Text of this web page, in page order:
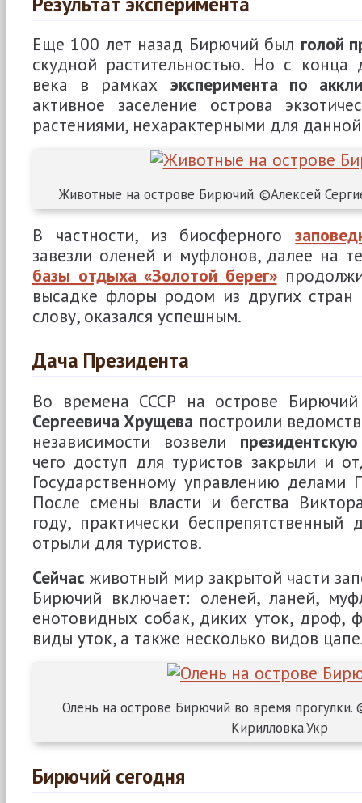
Еще 100 лет назад Бирючий был голой
скудной растительностью. Но с конца
века в рамках эксперимента по
активное заселение острова
растениями, нехарактерными для
Животные на острове Бирючий. ©Алексей
В частности, из биосферного
завезли оленей и муфлонов, далее на
базы отдыха «Золотой берег»
высадке флоры родом из других
слову, оказался успешным.
Дача Президента
Во времена СССР на острове
Сергеевича Хрущева построили
независимости возвели
чего доступ для туристов закрыли и
Государственному управлению делами
После смены власти и бегства
году, практически
отрыли для туристов.
Сейчас животный мир закрытой части
Бирючий включает: оленей, ланей,
енотовидных собак, диких уток, дроф,
виды уток, а также несколько видов
Олень на острове Бирючий во время прогулки.
Кирилловка.Укр
Бирючий сегодня